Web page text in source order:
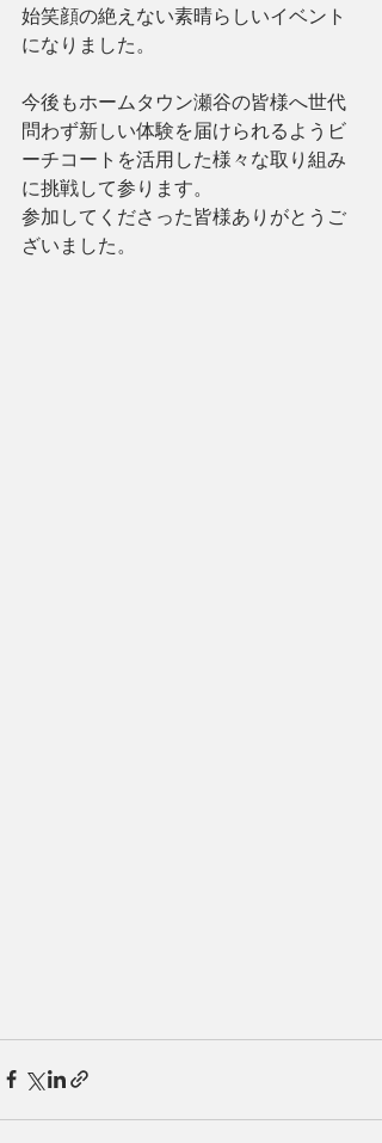
始笑顔の絶えない素晴らしいイベント
になりました。
今後もホームタウン瀬谷の皆様へ世代
問わず新しい体験を届けられるようビ
ーチコートを活用した様々な取り組み
に挑戦して参ります。
参加してくださった皆様ありがとうご
ざいました。